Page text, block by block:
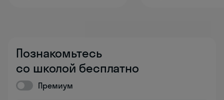
Познакомьтесь
со школой бесплатно
Премиум